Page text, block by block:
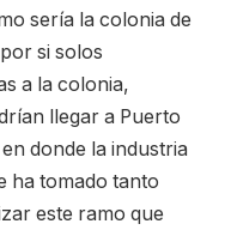
sería la colonia de
si solos
a la colonia,
llegar a Puerto
donde la industria
ha tomado tanto
este ramo que